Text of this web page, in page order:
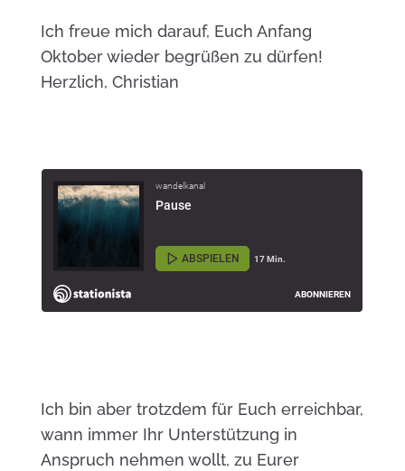
Ich freue mich darauf, Euch Anfang
Oktober wieder begrüßen zu dürfen!
Herzlich, Christian
Ich bin aber trotzdem für Euch erreichbar,
wann immer Ihr Unterstützung in
Anspruch nehmen wollt, zu Eurer